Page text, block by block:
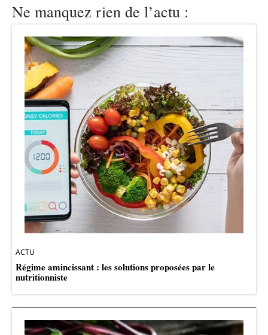
Ne manquez rien de l’actu :
ACTU
Régime amincissant : les solutions proposées par le
nutritionniste